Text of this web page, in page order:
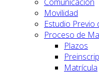
Movilidad
Estudio Previo
Proceso de
Plazos
Matrícula